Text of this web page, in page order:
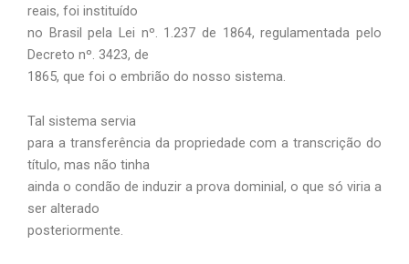
reais, foi instituído
no Brasil pela Lei nº. 1.237 de 1864, regulamentada pelo
Decreto nº. 3423, de
1865, que foi o embrião do nosso sistema.
Tal sistema servia
para a transferência da propriedade com a transcrição do
título, mas não tinha
ainda o condão de induzir a prova dominial, o que só viria a
ser alterado
posteriormente.